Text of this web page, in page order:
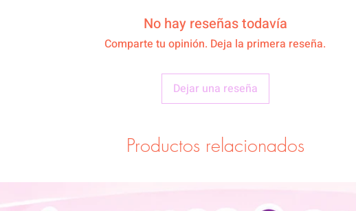
No hay reseñas todavía
Comparte tu opinión. Deja la primera reseña.
Dejar una reseña
Productos relacionados